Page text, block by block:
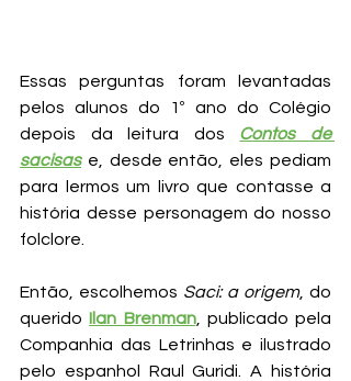
Essas perguntas foram levantadas
pelos alunos do 1º ano do Colégio
depois da leitura dos Contos de
sacisas e, desde então, eles pediam
para lermos um livro que contasse a
história desse personagem do nosso
folclore.
Então, escolhemos Saci: a origem, do
querido Ilan Brenman, publicado pela
Companhia das Letrinhas e ilustrado
pelo espanhol Raul Guridi. A história